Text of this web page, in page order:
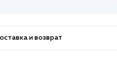
и возврат